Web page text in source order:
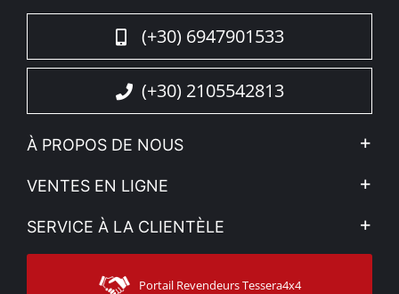
(+30) 6947901533
(+30) 2105542813
À PROPOS DE NOUS
L'entreprise
Voir nos actualités
Sitemap
VENTES EN LIGNE
Mon compte
Moyens d’expédition
SERVICE À LA CLIENTÈLE
Contacter
Assistance aux clientsPortail Revendeurs Tessera4x4